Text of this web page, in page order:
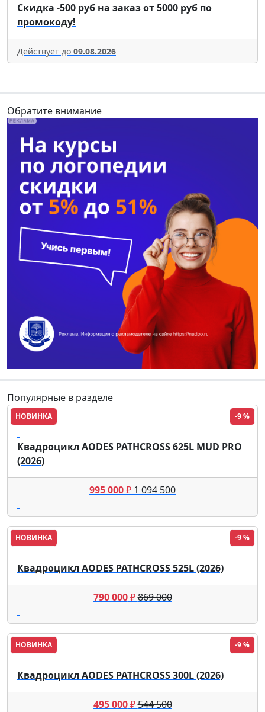
Скидка -500 руб на заказ от 5000 руб по
промокоду!
Действует до 09.08.2026
Обратите внимание
Популярные в разделе
НОВИНКА -9 %
Aodes
Квадроцикл AODES PATHCROSS 625L MUD PRO
(2026)
995 000₽1 094 500
НОВИНКА -9 %
Aodes
Квадроцикл AODES PATHCROSS 525L (2026)
790 000₽869 000
НОВИНКА -9 %
Aodes
Квадроцикл AODES PATHCROSS 300L (2026)
495 000₽544 500